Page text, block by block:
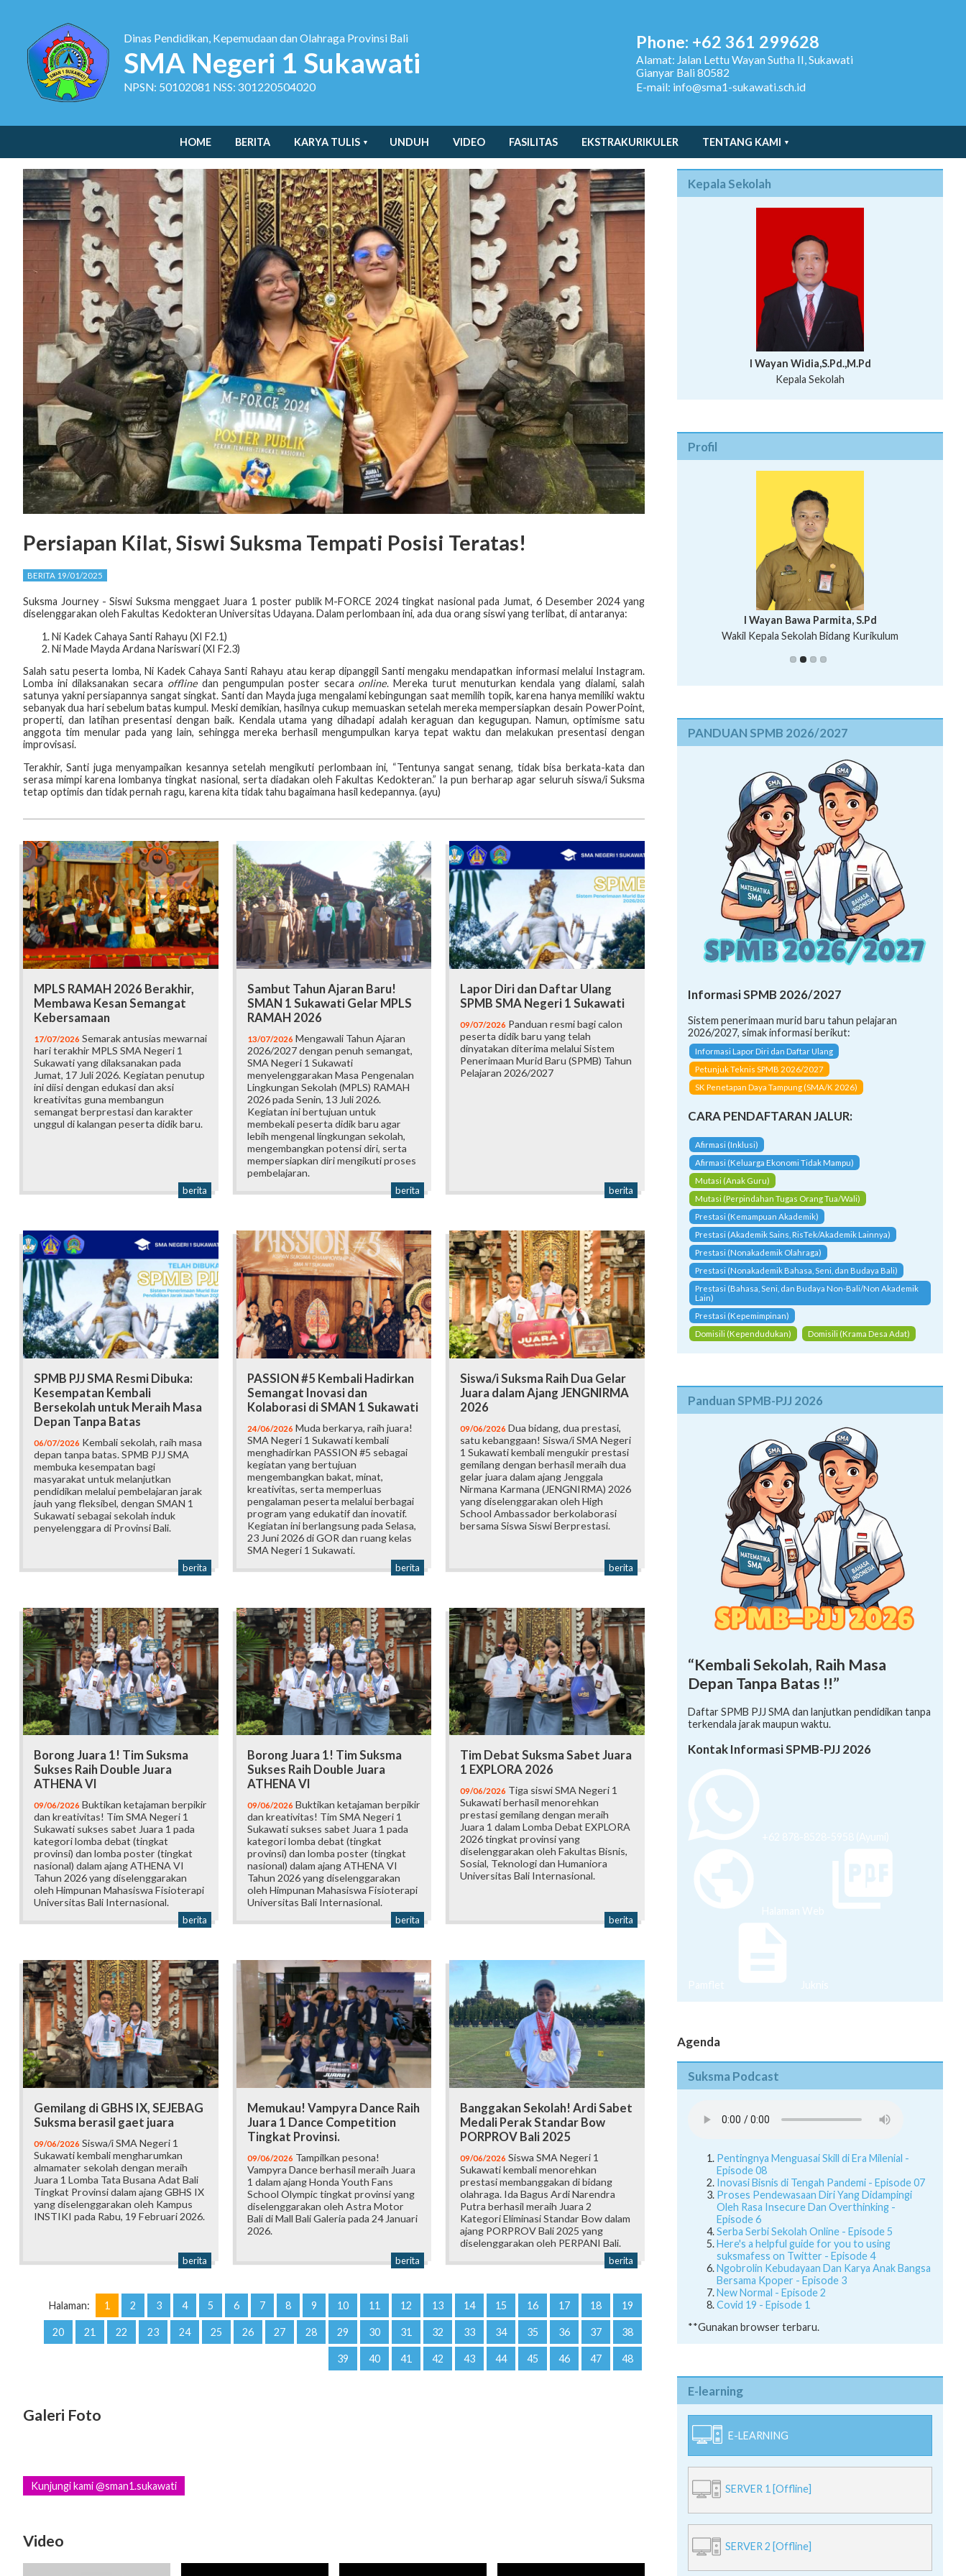
Dinas Pendidikan, Kepemudaan dan Olahraga Provinsi Bali
SMA Negeri 1 Sukawati
NPSN: 50102081 NSS: 301220504020
Phone: +62 361 299628
Alamat: Jalan Lettu Wayan Sutha II, Sukawati
Gianyar Bali 80582
E-mail: info@sma1-sukawati.sch.id
HOME BERITA KARYA TULIS UNDUH VIDEO FASILITAS EKSTRAKURIKULER TENTANG KAMI
Persiapan Kilat, Siswi Suksma Tempati Posisi Teratas!
BERITA 19/01/2025
Suksma Journey - Siswi Suksma menggaet Juara 1 poster publik M-FORCE 2024 tingkat nasional pada Jumat, 6 Desember 2024 yang
diselenggarakan oleh Fakultas Kedokteran Universitas Udayana. Dalam perlombaan ini, ada dua orang siswi yang terlibat, di antaranya:
Ni Kadek Cahaya Santi Rahayu (XI F2.1)
Ni Made Mayda Ardana Nariswari (XI F2.3)
Salah satu peserta lomba, Ni Kadek Cahaya Santi Rahayu atau kerap dipanggil Santi mengaku mendapatkan informasi melalui Instagram.
Lomba ini dilaksanakan secara offlinedan pengumpulan poster secara online. Mereka turut menuturkan kendala yang dialami, salah
satunya yakni persiapannya sangat singkat. Santi dan Mayda juga mengalami kebingungan saat memilih topik, karena hanya memiliki waktu
sebanyak dua hari sebelum batas kumpul. Meski demikian, hasilnya cukup memuaskan setelah mereka mempersiapkan desain PowerPoint,
properti, dan latihan presentasi dengan baik. Kendala utama yang dihadapi adalah keraguan dan kegugupan. Namun, optimisme satu
anggota tim menular pada yang lain, sehingga mereka berhasil mengumpulkan karya tepat waktu dan melakukan presentasi dengan
improvisasi.
Terakhir, Santi juga menyampaikan kesannya setelah mengikuti perlombaan ini, “Tentunya sangat senang, tidak bisa berkata-kata dan
serasa mimpi karena lombanya tingkat nasional, serta diadakan oleh Fakultas Kedokteran.” Ia pun berharap agar seluruh siswa/i Suksma
tetap optimis dan tidak pernah ragu, karena kita tidak tahu bagaimana hasil kedepannya. (ayu)
MPLS RAMAH 2026 Berakhir,
Membawa Kesan Semangat
Kebersamaan
17/07/2026 Semarak antusias mewarnai
hari terakhir MPLS SMA Negeri 1
Sukawati yang dilaksanakan pada
Jumat, 17 Juli 2026. Kegiatan penutup
ini diisi dengan edukasi dan aksi
kreativitas guna membangun
semangat berprestasi dan karakter
unggul di kalangan peserta didik baru.
berita
Sambut Tahun Ajaran Baru!
SMAN 1 Sukawati Gelar MPLS
RAMAH 2026
13/07/2026 Mengawali Tahun Ajaran
2026/2027 dengan penuh semangat,
SMA Negeri 1 Sukawati
menyelenggarakan Masa Pengenalan
Lingkungan Sekolah (MPLS) RAMAH
2026 pada Senin, 13 Juli 2026.
Kegiatan ini bertujuan untuk
membekali peserta didik baru agar
lebih mengenal lingkungan sekolah,
mengembangkan potensi diri, serta
mempersiapkan diri mengikuti proses
pembelajaran.
berita
Lapor Diri dan Daftar Ulang
SPMB SMA Negeri 1 Sukawati
09/07/2026 Panduan resmi bagi calon
peserta didik baru yang telah
dinyatakan diterima melalui Sistem
Penerimaan Murid Baru (SPMB) Tahun
Pelajaran 2026/2027
berita
SPMB PJJ SMA Resmi Dibuka:
Kesempatan Kembali
Bersekolah untuk Meraih Masa
Depan Tanpa Batas
06/07/2026 Kembali sekolah, raih masa
depan tanpa batas. SPMB PJJ SMA
membuka kesempatan bagi
masyarakat untuk melanjutkan
pendidikan melalui pembelajaran jarak
jauh yang fleksibel, dengan SMAN 1
Sukawati sebagai sekolah induk
penyelenggara di Provinsi Bali.
berita
PASSION #5 Kembali Hadirkan
Semangat Inovasi dan
Kolaborasi di SMAN 1 Sukawati
24/06/2026 Muda berkarya, raih juara!
SMA Negeri 1 Sukawati kembali
menghadirkan PASSION #5 sebagai
kegiatan yang bertujuan
mengembangkan bakat, minat,
kreativitas, serta memperluas
pengalaman peserta melalui berbagai
program yang edukatif dan inovatif.
Kegiatan ini berlangsung pada Selasa,
23 Juni 2026 di GOR dan ruang kelas
SMA Negeri 1 Sukawati.
berita
Siswa/i Suksma Raih Dua Gelar
Juara dalam Ajang JENGNIRMA
2026
09/06/2026 Dua bidang, dua prestasi,
satu kebanggaan! Siswa/i SMA Negeri
1 Sukawati kembali mengukir prestasi
gemilang dengan berhasil meraih dua
gelar juara dalam ajang Jenggala
Nirmana Karmana (JENGNIRMA) 2026
yang diselenggarakan oleh High
School Ambassador berkolaborasi
bersama Siswa Siswi Berprestasi.
berita
Borong Juara 1! Tim Suksma
Sukses Raih Double Juara
ATHENA VI
09/06/2026 Buktikan ketajaman berpikir
dan kreativitas! Tim SMA Negeri 1
Sukawati sukses sabet Juara 1 pada
kategori lomba debat (tingkat
provinsi) dan lomba poster (tingkat
nasional) dalam ajang ATHENA VI
Tahun 2026 yang diselenggarakan
oleh Himpunan Mahasiswa Fisioterapi
Universitas Bali Internasional.
berita
Borong Juara 1! Tim Suksma
Sukses Raih Double Juara
ATHENA VI
09/06/2026 Buktikan ketajaman berpikir
dan kreativitas! Tim SMA Negeri 1
Sukawati sukses sabet Juara 1 pada
kategori lomba debat (tingkat
provinsi) dan lomba poster (tingkat
nasional) dalam ajang ATHENA VI
Tahun 2026 yang diselenggarakan
oleh Himpunan Mahasiswa Fisioterapi
Universitas Bali Internasional.
berita
Tim Debat Suksma Sabet Juara
1 EXPLORA 2026
09/06/2026 Tiga siswi SMA Negeri 1
Sukawati berhasil menorehkan
prestasi gemilang dengan meraih
Juara 1 dalam Lomba Debat EXPLORA
2026 tingkat provinsi yang
diselenggarakan oleh Fakultas Bisnis,
Sosial, Teknologi dan Humaniora
Universitas Bali Internasional.
berita
Gemilang di GBHS IX, SEJEBAG
Suksma berasil gaet juara
09/06/2026 Siswa/i SMA Negeri 1
Sukawati kembali mengharumkan
almamater sekolah dengan meraih
Juara 1 Lomba Tata Busana Adat Bali
Tingkat Provinsi dalam ajang GBHS IX
yang diselenggarakan oleh Kampus
INSTIKI pada Rabu, 19 Februari 2026.
berita
Memukau! Vampyra Dance Raih
Juara 1 Dance Competition
Tingkat Provinsi.
09/06/2026 Tampilkan pesona!
Vampyra Dance berhasil meraih Juara
1 dalam ajang Honda Youth Fans
School Olympic tingkat provinsi yang
diselenggarakan oleh Astra Motor
Bali di Mall Bali Galeria pada 24 Januari
2026.
berita
Banggakan Sekolah! Ardi Sabet
Medali Perak Standar Bow
PORPROV Bali 2025
09/06/2026 Siswa SMA Negeri 1
Sukawati kembali menorehkan
prestasi membanggakan di bidang
olahraga. Ida Bagus Ardi Narendra
Putra berhasil meraih Juara 2
Kategori Eliminasi Standar Bow dalam
ajang PORPROV Bali 2025 yang
diselenggarakan oleh PERPANI Bali.
berita
Halaman: 1 2 3 4 5 6 7 8 9 10 11 12 13 14 15 16 17 18 19
20 21 22 23 24 25 26 27 28 29 30 31 32 33 34 35 36 37 38
39 40 41 42 43 44 45 46 47 48
Galeri Foto
Kunjungi kami @sman1.sukawati
Video
Kepala Sekolah
I Wayan Widia,S.Pd.,M.Pd
Kepala Sekolah
Profil
Putu Suhartana, S.Pd.
I Wayan Bawa Parmita, S.Pd
Wakil Kepala Sekolah Bidang Kurikulum
I Wayan Gede Aditya Pratita, S.Pd., M.Sn
Ni Wayan Nopi Sutantri, S.Pd.
PANDUAN SPMB 2026/2027
Informasi SPMB 2026/2027
Sistem penerimaan murid baru tahun pelajaran
2026/2027, simak informasi berikut:
Informasi Lapor Diri dan Daftar Ulang
Petunjuk Teknis SPMB 2026/2027
SK Penetapan Daya Tampung (SMA/K 2026)
CARA PENDAFTARAN JALUR:
Afirmasi (Inklusi)
Afirmasi (Keluarga Ekonomi Tidak Mampu)
Mutasi (Anak Guru)
Mutasi (Perpindahan Tugas Orang Tua/Wali)
Prestasi (Kemampuan Akademik)
Prestasi (Akademik Sains, RisTek/Akademik Lainnya)
Prestasi (Nonakademik Olahraga)
Prestasi (Nonakademik Bahasa, Seni, dan Budaya Bali)
Prestasi (Bahasa, Seni, dan Budaya Non-Bali/Non Akademik
Lain)
Prestasi (Kepemimpinan)
Domisili (Kependudukan)
Domisili (Krama Desa Adat)
Panduan SPMB-PJJ 2026
“Kembali Sekolah, Raih Masa
Depan Tanpa Batas !!”
Daftar SPMB PJJ SMA dan lanjutkan pendidikan tanpa
terkendala jarak maupun waktu.
Kontak Informasi SPMB-PJJ 2026
+62 878-8528-5958 (Ayumi)
Halaman Web
Pamflet Juknis
Agenda
Suksma Podcast
Pentingnya Menguasai Skill di Era Milenial -
Episode 08
Inovasi Bisnis di Tengah Pandemi - Episode 07
Proses Pendewasaan Diri Yang Didampingi
Oleh Rasa Insecure Dan Overthinking -
Episode 6
Serba Serbi Sekolah Online - Episode 5
Here's a helpful guide for you to using
suksmafess on Twitter - Episode 4
Ngobrolin Kebudayaan Dan Karya Anak Bangsa
Bersama Kpoper - Episode 3
New Normal - Episode 2
Covid 19 - Episode 1
**Gunakan browser terbaru.
E-learning
E-LEARNING
SERVER 1 [Offline]
SERVER 2 [Offline]